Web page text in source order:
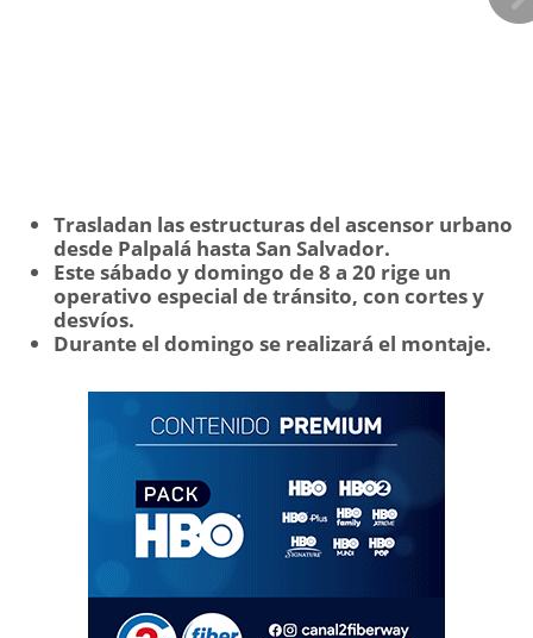
Trasladan las estructuras del ascensor urbano
desde Palpalá hasta San Salvador.
Este sábado y domingo de 8 a 20 rige un
operativo especial de tránsito, con cortes y
desvíos.
Durante el domingo se realizará el montaje.